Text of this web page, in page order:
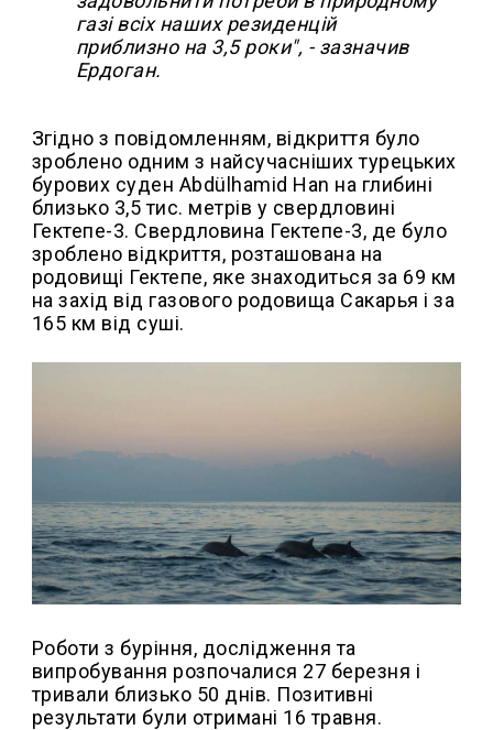
газі всіх наших резиденцій
приблизно на 3,5 роки", - зазначив
Ердоган.
Згідно з повідомленням, відкриття було
зроблено одним з найсучасніших турецьких
бурових суден Abdülhamid Han на глибині
близько 3,5 тис. метрів у свердловині
Гектепе-3. Свердловина Гектепе-3, де було
зроблено відкриття, розташована на
родовищі Гектепе, яке знаходиться за 69 км
на захід від газового родовища Сакарья і за
165 км від суші.
Роботи з буріння, дослідження та
випробування розпочалися 27 березня і
тривали близько 50 днів. Позитивні
результати були отримані 16 травня.